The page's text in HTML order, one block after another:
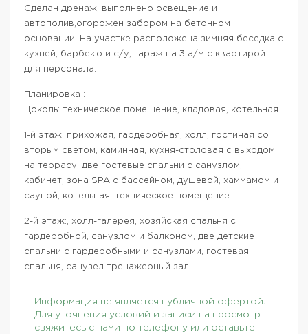
Сделан дренаж, выполнено освещение и
автополив,огорожен забором на бетонном
основании. На участке расположена зимняя беседка с
кухней, барбекю и с/у, гараж на 3 а/м с квартирой
для персонала.
Планировка :
Цоколь: техническое помещение, кладовая, котельная.
1-й этаж: прихожая, гардеробная, холл, гостиная со
вторым светом, каминная, кухня-столовая с выходом
на террасу, две гостевые спальни с санузлом,
кабинет, зона SPA с бассейном, душевой, хаммамом и
сауной, котельная. техническое помещение.
2-й этаж:, холл-галерея, хозяйская спальня с
гардеробной, санузлом и балконом, две детские
спальни с гардеробными и санузлами, гостевая
спальня, санузел тренажерный зал.
Информация не является публичной офертой.
Для уточнения условий и записи на просмотр
свяжитесь с нами по телефону или оставьте